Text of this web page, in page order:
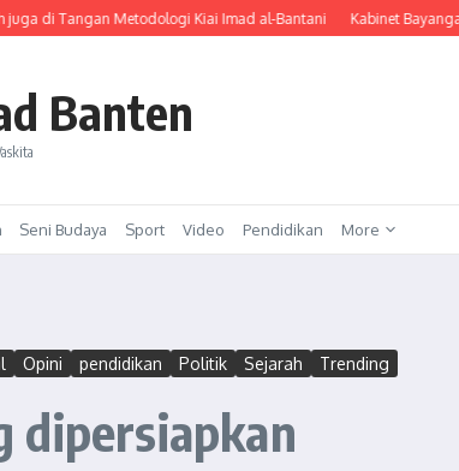
di Tangan Metodologi Kiai Imad al-Bantani Kabinet Bayangan
Banten
Seni Budaya Sport Video Pendidikan More
Opini pendidikan Politik Sejarah Trending
dipersiapkan